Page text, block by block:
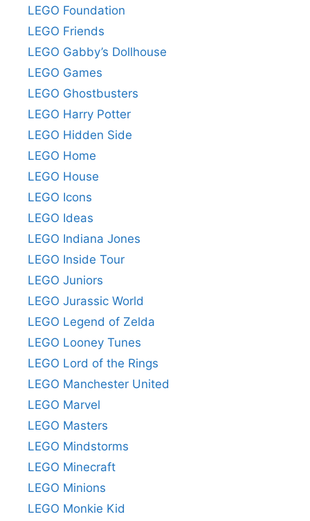
LEGO Foundation
LEGO Friends
LEGO Gabby’s Dollhouse
LEGO Games
LEGO Ghostbusters
LEGO Harry Potter
LEGO Hidden Side
LEGO Home
LEGO House
LEGO Icons
LEGO Ideas
LEGO Indiana Jones
LEGO Inside Tour
LEGO Juniors
LEGO Jurassic World
LEGO Legend of Zelda
LEGO Looney Tunes
LEGO Lord of the Rings
LEGO Manchester United
LEGO Marvel
LEGO Masters
LEGO Mindstorms
LEGO Minecraft
LEGO Minions
LEGO Monkie Kid